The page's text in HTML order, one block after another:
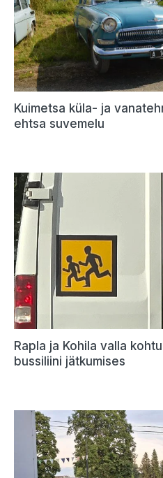
Kuimetsa küla- ja
ehtsa suvemelu
Rapla ja Kohila valla
bussiliini jätkumises